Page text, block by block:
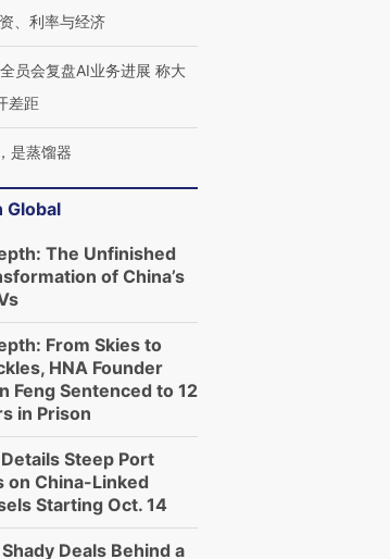
、利率与经济
员会复盘AI业务进展 称大
差距
是蒸馏器
Global
The Unfinished
of China’s
From Skies to
HNA Founder
Feng Sentenced to 12
in Prison
Details Steep Port
on China-Linked
Starting Oct. 14
Deals Behind a